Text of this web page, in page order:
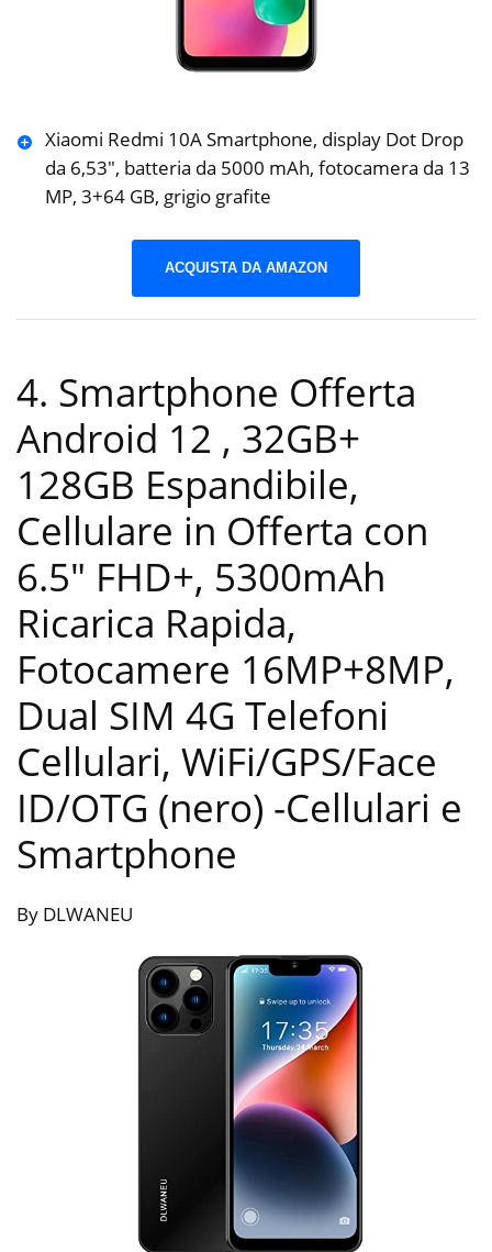
Xiaomi Redmi 10A Smartphone, display Dot Drop
da 6,53″, batteria da 5000 mAh, fotocamera da 13
MP, 3+64 GB, grigio grafite
ACQUISTA DA AMAZON
4. Smartphone Offerta
Android 12 , 32GB+
128GB Espandibile,
Cellulare in Offerta con
6.5″ FHD+, 5300mAh
Ricarica Rapida,
Fotocamere 16MP+8MP,
Dual SIM 4G Telefoni
Cellulari, WiFi/GPS/Face
ID/OTG (nero) -Cellulari e
Smartphone
By DLWANEU